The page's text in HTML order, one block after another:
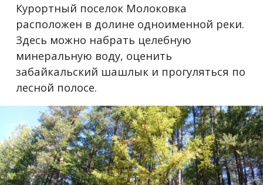
Курортный поселок Молоковка
расположен в долине одноименной реки.
Здесь можно набрать целебную
минеральную воду, оценить
забайкальский шашлык и прогуляться по
лесной полосе.